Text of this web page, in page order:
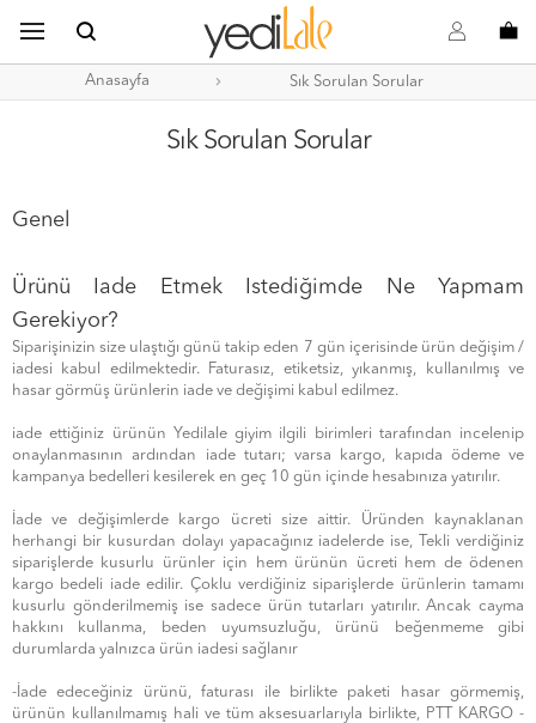
s o B
Anasayfa Sık Sorulan Sorular
Sık Sorulan Sorular
Genel
Ürünü Iade Etmek Istediğimde Ne Yapmam
Gerekiyor?
Siparişinizin size ulaştığı günü takip eden 7 gün içerisinde ürün değişim /
iadesi kabul edilmektedir. Faturasız, etiketsiz, yıkanmış, kullanılmış ve
hasar görmüş ürünlerin iade ve değişimi kabul edilmez.
iade ettiğiniz ürünün Yedilale giyim ilgili birimleri tarafından incelenip
onaylanmasının ardından iade tutarı; varsa kargo, kapıda ödeme ve
kampanya bedelleri kesilerek en geç 10 gün içinde hesabınıza yatırılır.
İade ve değişimlerde kargo ücreti size aittir. Üründen kaynaklanan
herhangi bir kusurdan dolayı yapacağınız iadelerde ise, Tekli verdiğiniz
siparişlerde kusurlu ürünler için hem ürünün ücreti hem de ödenen
kargo bedeli iade edilir. Çoklu verdiğiniz siparişlerde ürünlerin tamamı
kusurlu gönderilmemiş ise sadece ürün tutarları yatırılır. Ancak cayma
hakkını kullanma, beden uyumsuzluğu, ürünü beğenmeme gibi
durumlarda yalnızca ürün iadesi sağlanır
-İade edeceğiniz ürünü, faturası ile birlikte paketi hasar görmemiş,
ürünün kullanılmamış hali ve tüm aksesuarlarıyla birlikte, PTT KARGO -